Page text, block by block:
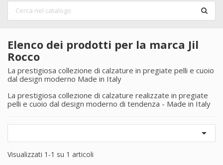
Elenco dei prodotti per la marca Jil
Rocco
La prestigiosa collezione di calzature in pregiate pelli e cuoio
dal design moderno Made in Italy
La prestigiosa collezione di calzature realizzate in pregiate
pelli e cuoio dal design moderno di tendenza - Made in Italy

Visualizzati 1-1 su 1 articoli